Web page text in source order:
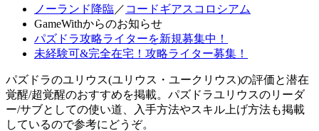
ノーランド降臨／ コードギアスコロシアム
GameWithからのお知らせ
パズドラ攻略ライターを新規募集中！
未経験可&完全在宅！攻略ライター募集！
パズドラのユリウス(ユリウス・ユークリウス)の評価と潜在
覚醒/超覚醒のおすすめを掲載。パズドラユリウスのリーダ
ー/サブとしての使い道、入手方法やスキル上げ方法も掲載
しているので参考にどうぞ。